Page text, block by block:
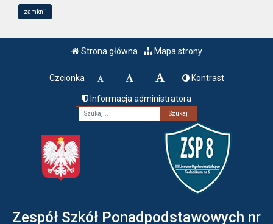
zamknij
Strona główna Mapa strony
Czcionka Kontrast
Informacja administratora
Fraza
Zespół Szkół Ponadpodstawowych nr